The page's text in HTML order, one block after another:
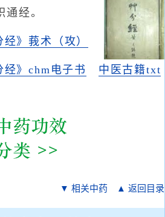
通经。
经》莪术（攻）
经》chm电子书
中医古籍txt
▼ 相关中药 ▲ 返回目录